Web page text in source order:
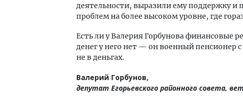
деятельности, выразили ему поддержку
проблем на более высоком уровне, где
Есть ли у Валерия Горбунова финансовые
денег у него нет — он военный пенсионер
не в деньгах.
Валерий Горбунов,
депутат Егорьевского районного совета,